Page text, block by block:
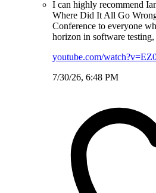
I can highly recommend
Where Did It All Go
Conference to everyone
horizon in software
youtube.com/
7/30/26, 6:48 PM